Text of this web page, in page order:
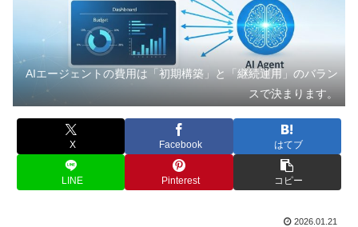
AIエージェントの費用は「初期構築」と「継続運用」のバラン
スで決まります。
X Facebook はてブ
LINE Pinterest コピー
2026.01.21